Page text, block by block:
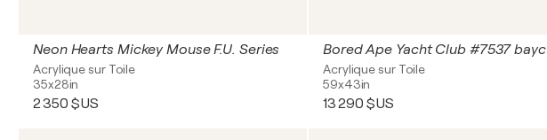
Neon Hearts Mickey Mouse F.U. Series
Acrylique sur Toile
35x28in
2 350 $US
Bored Ape Yacht Club #7537 bayc
Acrylique sur Toile
59x43in
13 290 $US